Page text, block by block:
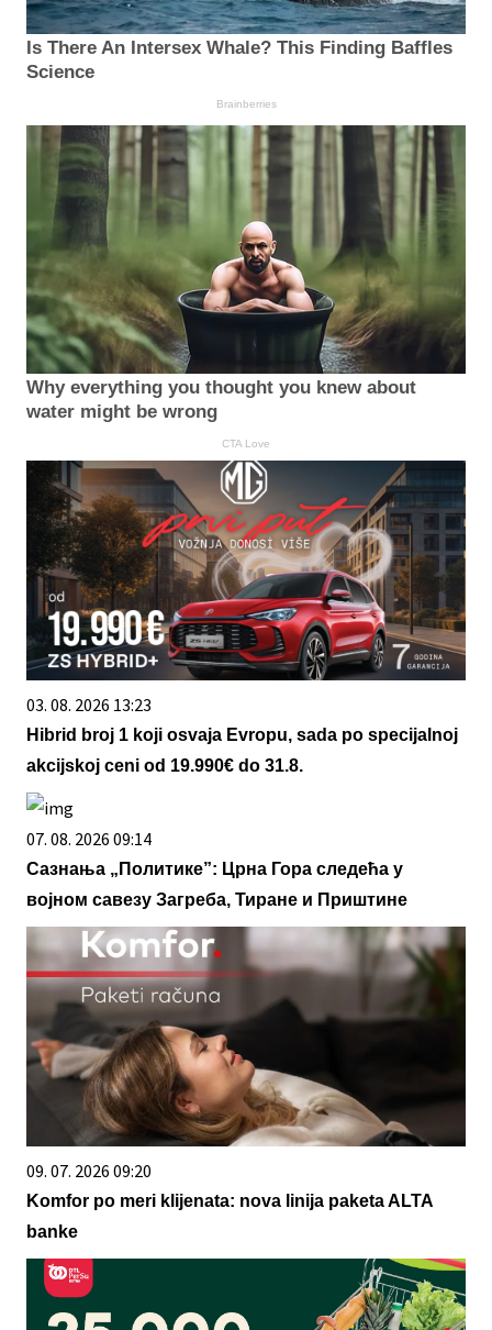
Is There An Intersex Whale? This Finding Baffles
Science
Brainberries
Why everything you thought you knew about
water might be wrong
CTA Love
03. 08. 2026 13:23
Hibrid broj 1 koji osvaja Evropu, sada po specijalnoj
akcijskoj ceni od 19.990€ do 31.8.
07. 08. 2026 09:14
Сазнања „Политике”: Црна Гора следећа у
војном савезу Загреба, Тиране и Приштине
09. 07. 2026 09:20
Komfor po meri klijenata: nova linija paketa ALTA
banke